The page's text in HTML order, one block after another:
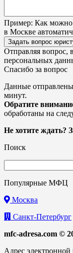
Пример: Как можно
в Москве
Задать вопрос
Отправляя вопрос,
персональных
Спасибо за вопрос
Данные
минут.
Обратите
обработаны на
Не хотите ждать?
Поиск
Популярные МФЦ
Москва
Санкт-Петербург
mfc-adresa.com ©
Адрес электронной